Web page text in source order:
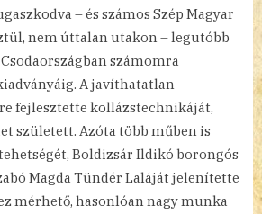
– és számos Szép Magyar
nem úttalan utakon – legutóbb
számomra
A javíthatatlan
fejlesztette kollázstechnikáját,
született. Azóta több műben is
Boldizsár Ildikó borongós
Magda Tündér Laláját jelenítette
mérhető, hasonlóan nagy munka